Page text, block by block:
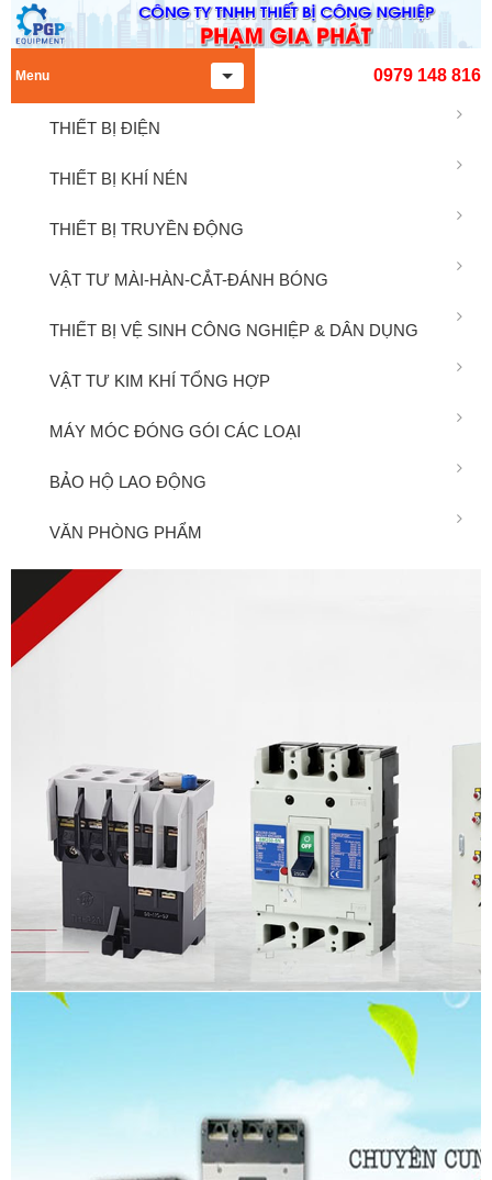
0979 148 816
Menu
THIẾT BỊ ĐIỆN
THIẾT BỊ KHÍ NÉN
THIẾT BỊ TRUYỀN ĐỘNG
VẬT TƯ MÀI-HÀN-CẮT-ĐÁNH BÓNG
THIẾT BỊ VỆ SINH CÔNG NGHIỆP & DÂN DỤNG
VẬT TƯ KIM KHÍ TỔNG HỢP
MÁY MÓC ĐÓNG GÓI CÁC LOẠI
BẢO HỘ LAO ĐỘNG
VĂN PHÒNG PHẨM